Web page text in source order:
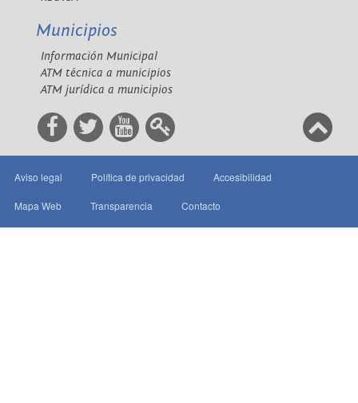
Municipios
Información Municipal
ATM técnica a municipios
ATM jurídica a municipios
Aviso legal Política de privacidad Accesibilidad
Mapa Web Transparencia Contacto